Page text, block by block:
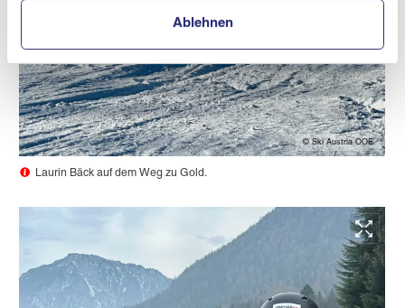
Ablehnen
© Ski Austria OOE
Laurin Bäck auf dem Weg zu Gold.